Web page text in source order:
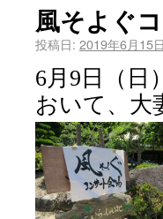
風そよぐ
投稿日: 2019年6月15日
6月 9 日（日
おいて、大